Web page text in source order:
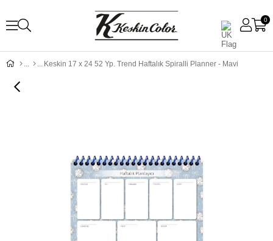
0
Keskin 17 x 24 52 Yp. Trend Haftalık Spiralli Planner - Mavi